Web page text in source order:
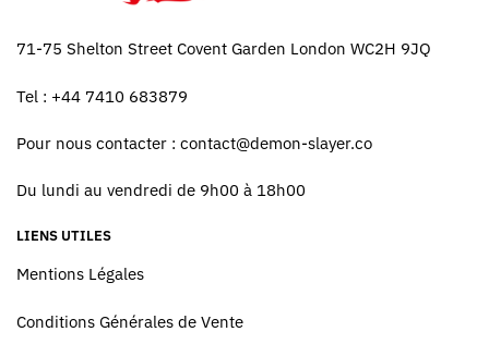
71-75 Shelton Street Covent Garden London WC2H 9JQ
Tel : +44 7410 683879
Pour nous contacter : contact@demon-slayer.co
Du lundi au vendredi de 9h00 à 18h00
LIENS UTILES
Mentions Légales
Conditions Générales de Vente